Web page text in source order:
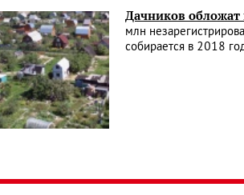
Дачников обложат
млн
собирается в 2018